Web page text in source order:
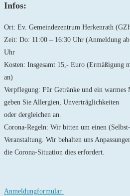
Infos:
Ort: Ev. Gemeindezentrum Herkenrath
Zeit: Do: 11:00 – 16:30 Uhr (Anmeldung
Uhr
Kosten: Insgesamt 15,- Euro (Ermäßigung
an)
Verpflegung: Für Getränke und ein warmes
geben Sie Allergien, Unverträglichkeiten
oder dergleichen an.
Corona-Regeln: Wir bitten um einen
Veranstaltung. Wir behalten uns
die Corona-Situation dies erfordert.
Anmeldungformular